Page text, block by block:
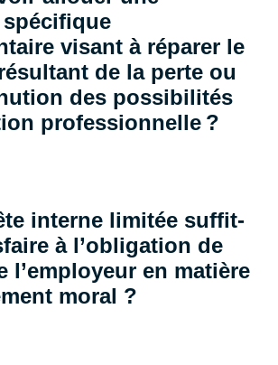
visant à réparer le
de la perte ou
des possibilités
professionnelle ?
interne limitée suffit-
à l’obligation de
l’employeur en matière
moral ?